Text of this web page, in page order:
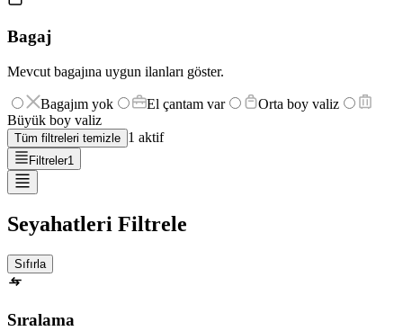
Bagaj
Mevcut bagajına uygun ilanları göster.
Bagajım yok El çantam var
Orta boy valiz
Büyük boy valiz
Tüm filtreleri temizle 1 aktif
Filtreler1
Seyahatleri Filtrele
Sıfırla
Sıralama